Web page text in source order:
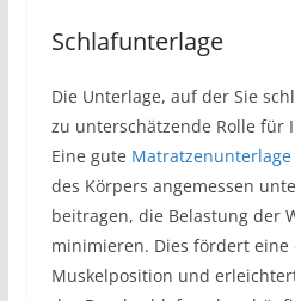
Schlafunterlage
Die Unterlage, auf der Sie
zu unterschätzende Rolle für
Eine gute Matratzenunterlage
des Körpers angemessen
beitragen, die Belastung der
minimieren. Dies fördert eine
Muskelposition und